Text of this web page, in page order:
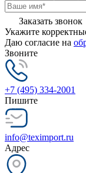
Заказать звонок
Укажите
Даю согласие на
Звоните
+7 (495) 334-2001
Пишите
info@teximport.ru
Адрес